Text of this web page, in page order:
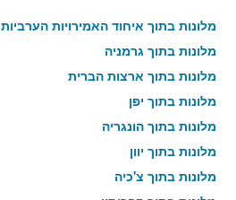
מלונות בתוך איחוד האמירויות הערביות
מלונות בתוך גרמניה
מלונות בתוך ארצות הברית
מלונות בתוך יפן
מלונות בתוך הונגריה
מלונות בתוך יוון
מלונות בתוך צ'כיה